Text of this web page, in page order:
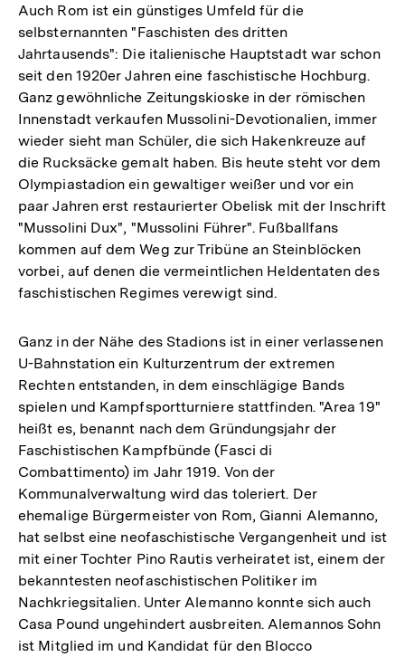
Auch Rom ist ein günstiges Umfeld für die
selbsternannten "Faschisten des dritten
Jahrtausends": Die italienische Hauptstadt war schon
seit den 1920er Jahren eine faschistische Hochburg.
Ganz gewöhnliche Zeitungskioske in der römischen
Innenstadt verkaufen Mussolini-Devotionalien, immer
wieder sieht man Schüler, die sich Hakenkreuze auf
die Rucksäcke gemalt haben. Bis heute steht vor dem
Olympiastadion ein gewaltiger weißer und vor ein
paar Jahren erst restaurierter Obelisk mit der Inschrift
"Mussolini Dux", "Mussolini Führer". Fußballfans
kommen auf dem Weg zur Tribüne an Steinblöcken
vorbei, auf denen die vermeintlichen Heldentaten des
faschistischen Regimes verewigt sind.
Ganz in der Nähe des Stadions ist in einer verlassenen
U-Bahnstation ein Kulturzentrum der extremen
Rechten entstanden, in dem einschlägige Bands
spielen und Kampfsportturniere stattfinden. "Area 19"
heißt es, benannt nach dem Gründungsjahr der
Faschistischen Kampfbünde (Fasci di
Combattimento) im Jahr 1919. Von der
Kommunalverwaltung wird das toleriert. Der
ehemalige Bürgermeister von Rom, Gianni Alemanno,
hat selbst eine neofaschistische Vergangenheit und ist
mit einer Tochter Pino Rautis verheiratet ist, einem der
bekanntesten neofaschistischen Politiker im
Nachkriegsitalien. Unter Alemanno konnte sich auch
Casa Pound ungehindert ausbreiten. Alemannos Sohn
ist Mitglied im und Kandidat für den Blocco